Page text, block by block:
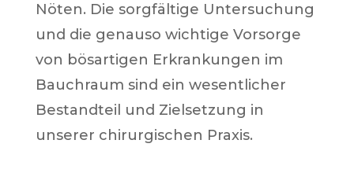
Nöten. Die sorgfältige Untersuchung
und die genauso wichtige Vorsorge
von bösartigen Erkrankungen im
Bauchraum sind ein wesentlicher
Bestandteil und Zielsetzung in
unserer chirurgischen Praxis.